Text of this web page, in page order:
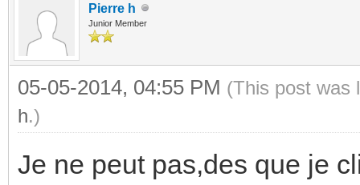
Pierre h
Junior Member
05-05-2014, 04:55 PM (This post was
h.)
Je ne peut pas,des que je